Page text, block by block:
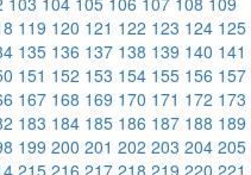
119 120 121 122 123 124 125
135 136 137 138 139 140 141
151 152 153 154 155 156 157
167 168 169 170 171 172 173
183 184 185 186 187 188 189
199 200 201 202 203 204 205
215 216 217 218 219 220 221